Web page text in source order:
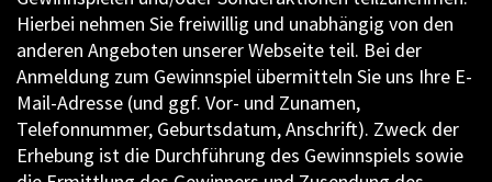
Hierbei nehmen Sie freiwillig und unabhängig von den
anderen Angeboten unserer Webseite teil. Bei der
Anmeldung zum Gewinnspiel übermitteln Sie uns Ihre E-
Mail-Adresse (und ggf. Vor- und Zunamen,
Telefonnummer, Geburtsdatum, Anschrift). Zweck der
Erhebung ist die Durchführung des Gewinnspiels sowie